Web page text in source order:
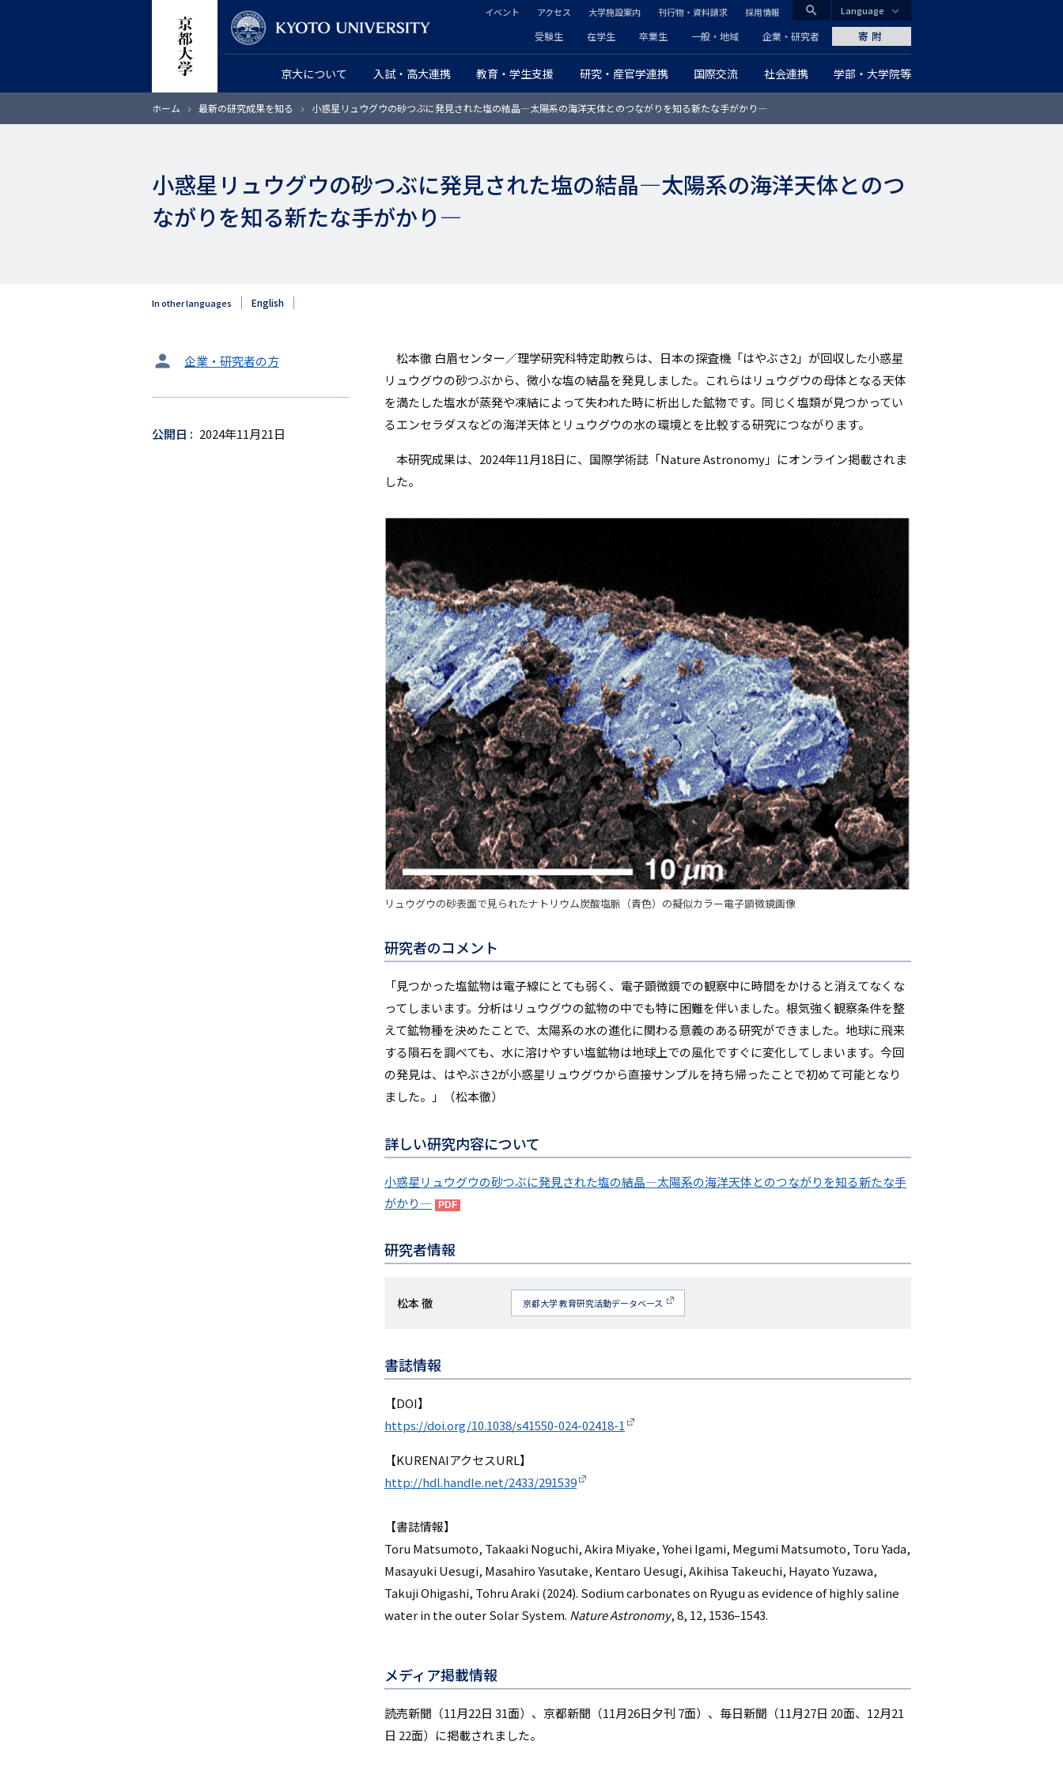
ン
CLOSE
search
グ
ロ
京大について 入試・高大連携 教育・学生支援 研究・産官学連携 国際交流 社会連携 学部・大学院等
ヘ
ッ
ダ
プ
ー
リ
ン
受験生 在学生 卒業生 一般・地域 企業・研究者
ッ
ダ
ー
カ
リ
ン
ク
イベント アクセス 大学施設案内 刊行物・資料請求 採用情報
寄附
Language
ホーム 最新の研究成果を知る 小惑星リュウグウの砂つぶに発見された塩の結晶―太陽系の海洋天体とのつながりを知る新たな手がかり―
小惑星リュウグウの砂つぶに発見された塩の結晶―太陽系の海洋天体とのつ
ながりを知る新たな手がかり―
In other languages English
タ
ッ
企業・研究者の方
公開日 2024年11月21日
松本徹 白眉センター／理学研究科特定助教らは、日本の探査機「はやぶさ2」が回収した小惑星
リュウグウの砂つぶから、微小な塩の結晶を発見しました。これらはリュウグウの母体となる天体
を満たした塩水が蒸発や凍結によって失われた時に析出した鉱物です。同じく塩類が見つかってい
るエンセラダスなどの海洋天体とリュウグウの水の環境とを比較する研究につながります。
本研究成果は、2024年11月18日に、国際学術誌「Nature Astronomy」にオンライン掲載されま
した。
リュウグウの砂表面で見られたナトリウム炭酸塩脈（青色）の擬似カラー電子顕微鏡画像
研究者のコメント
「見つかった塩鉱物は電子線にとても弱く、電子顕微鏡での観察中に時間をかけると消えてなくな
ってしまいます。分析はリュウグウの鉱物の中でも特に困難を伴いました。根気強く観察条件を整
えて鉱物種を決めたことで、太陽系の水の進化に関わる意義のある研究ができました。地球に飛来
する隕石を調べても、水に溶けやすい塩鉱物は地球上での風化ですぐに変化してしまいます。今回
の発見は、はやぶさ2が小惑星リュウグウから直接サンプルを持ち帰ったことで初めて可能となり
ました。」（松本徹）
詳しい研究内容について
小惑星リュウグウの砂つぶに発見された塩の結晶―太陽系の海洋天体とのつながりを知る新たな手
がかり―
研究者情報
研
名
松本 徹 京都大学 教育研究活動データベース
書誌情報
【DOI】
https://doi.org/10.1038/s41550-024-02418-1
【KURENAIアクセスURL】
http://hdl.handle.net/2433/291539
【書誌情報】
Toru Matsumoto, Takaaki Noguchi, Akira Miyake, Yohei Igami, Megumi Matsumoto, Toru Yada,
Masayuki Uesugi, Masahiro Yasutake, Kentaro Uesugi, Akihisa Takeuchi, Hayato Yuzawa,
Takuji Ohigashi, Tohru Araki (2024). Sodium carbonates on Ryugu as evidence of highly saline
water in the outer Solar System. Nature Astronomy, 8, 12, 1536–1543.
メディア掲載情報
読売新聞（11月22日 31面）、京都新聞（11月26日夕刊 7面）、毎日新聞（11月27日 20面、12月21
日 22面）に掲載されました。